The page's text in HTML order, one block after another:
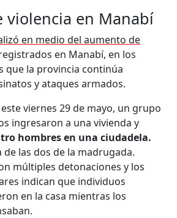
violencia en Manabí
en medio del aumento de
en Manabí, en los
que la provincia continúa
y ataques armados.
viernes 29 de mayo, un grupo
ingresaron a una vivienda y
hombres en una ciudadela.
las dos de la madrugada.
múltiples detonaciones y los
indican que individuos
en la casa mientras los